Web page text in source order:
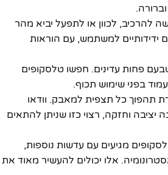
להרכיב, לכוון או לתפעל יביא מהר
ידידותיים למשתמש, עם הוראות
פחות עדינים. חפשו טלסקופים
בפני שימוש תכוף.
תהפוך כל תצפית למאבק. וודאו
וחזקה, רצוי כזו שניתן להתאים
מגיעים עם עדשות נוספות,
אלו יכולים להעשיר מאוד את